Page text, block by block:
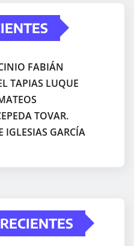
FABIÁN
TAPIAS LUQUE
TOVAR.
IGLESIAS GARCÍA